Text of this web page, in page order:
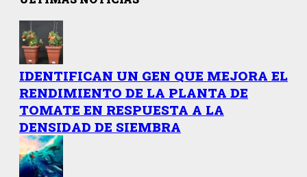
IDENTIFICAN UN GEN QUE MEJORA EL
RENDIMIENTO DE LA PLANTA DE
TOMATE EN RESPUESTA A LA
DENSIDAD DE SIEMBRA